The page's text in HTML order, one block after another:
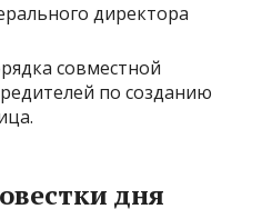
директора
совместной
по созданию
дня